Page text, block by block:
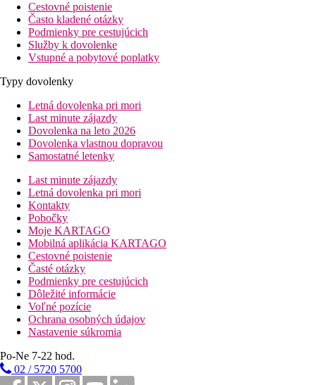
Cestovné poistenie
Často kladené otázky
Podmienky pre cestujúcich
Služby k dovolenke
Vstupné a pobytové poplatky
Typy dovolenky
Letná dovolenka pri mori
Last minute zájazdy
Dovolenka na leto 2026
Dovolenka vlastnou dopravou
Samostatné letenky
Last minute zájazdy
Letná dovolenka pri mori
Kontakty
Pobočky
Moje KARTAGO
Mobilná aplikácia KARTAGO
Cestovné poistenie
Časté otázky
Podmienky pre cestujúcich
Dôležité informácie
Voľné pozície
Ochrana osobných údajov
Nastavenie súkromia
Po-Ne 7-22 hod.
02 / 5720 5700